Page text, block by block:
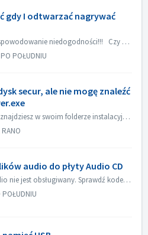
gdy I odtwarzać nagrywać
Bardzo przepraszam za spowodowanie niedogodności!!! Czy mógłbyś odtworzyć za pomocą Nero MediaHome i sprawdzić meta dane? Twój odtwarzacz musi obsługiwać ...
POŁUDNIU
secur, ale nie mogę znaleźć
NeroSecurDiscViewer.exe znajdziesz w swoim folderze instalacyjnym, coś jak: C:‖Programy (x86)‖Nero 2023‖Nero Burning ROM‖SecurDisc. Na płycie powinien być ...
audio do płyty Audio CD
Kodek Apple Lossless Audio nie jest obsługiwany. Sprawdź kodek audio swoich plików. Lub wyślij je do nas w celu sprawdzenia.